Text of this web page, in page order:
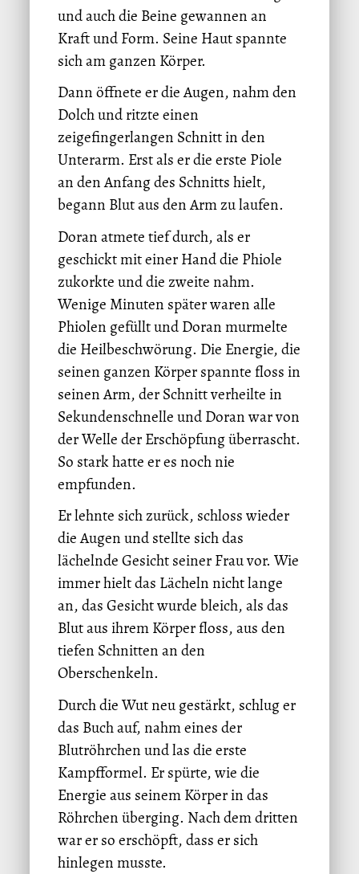
und auch die Beine gewannen an
Kraft und Form. Seine Haut spannte
sich am ganzen Körper.
Dann öffnete er die Augen, nahm den
Dolch und ritzte einen
zeigefingerlangen Schnitt in den
Unterarm. Erst als er die erste Piole
an den Anfang des Schnitts hielt,
begann Blut aus den Arm zu laufen.
Doran atmete tief durch, als er
geschickt mit einer Hand die Phiole
zukorkte und die zweite nahm.
Wenige Minuten später waren alle
Phiolen gefüllt und Doran murmelte
die Heilbeschwörung. Die Energie, die
seinen ganzen Körper spannte floss in
seinen Arm, der Schnitt verheilte in
Sekundenschnelle und Doran war von
der Welle der Erschöpfung überrascht.
So stark hatte er es noch nie
empfunden.
Er lehnte sich zurück, schloss wieder
die Augen und stellte sich das
lächelnde Gesicht seiner Frau vor. Wie
immer hielt das Lächeln nicht lange
an, das Gesicht wurde bleich, als das
Blut aus ihrem Körper floss, aus den
tiefen Schnitten an den
Oberschenkeln.
Durch die Wut neu gestärkt, schlug er
das Buch auf, nahm eines der
Blutröhrchen und las die erste
Kampfformel. Er spürte, wie die
Energie aus seinem Körper in das
Röhrchen überging. Nach dem dritten
war er so erschöpft, dass er sich
hinlegen musste.